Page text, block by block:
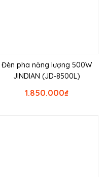
Đèn pha năng lượng 500W
JINDIAN (JD-8500L)
₫
1.850.000